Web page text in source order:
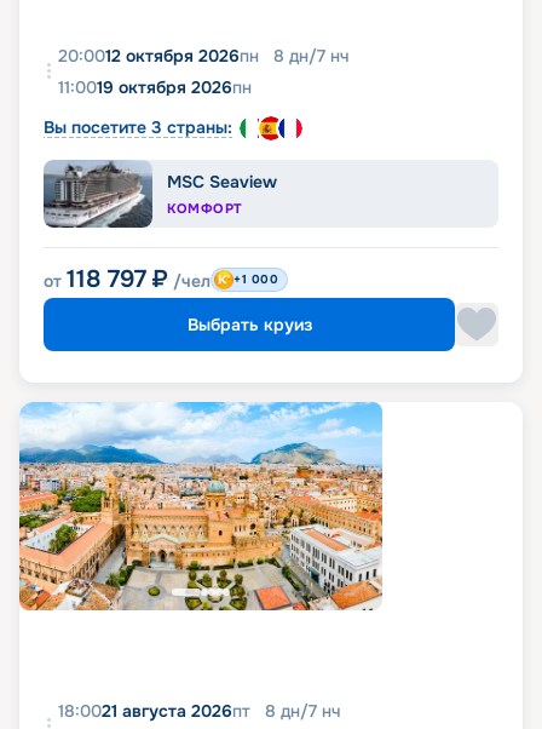
20:0012 октября 2026пн 8 дн/7 нч
11:0019 октября 2026пн
Вы посетите 3 страны:
MSC Seaview
КОМФОРТ
от 118 797 ₽ /чел +1 000
Выбрать круиз
18:0021 августа 2026пт 8 дн/7 нч